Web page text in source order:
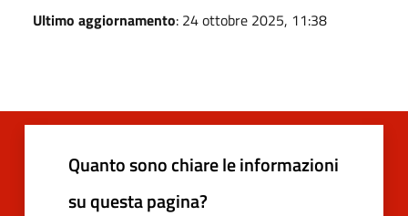
Ultimo aggiornamento: 24 ottobre 2025, 11:38
Quanto sono chiare le informazioni
su questa pagina?